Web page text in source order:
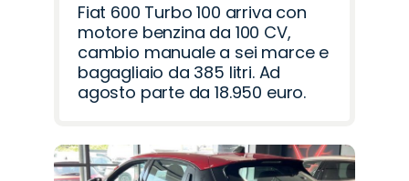
Fiat 600 Turbo 100 arriva con
motore benzina da 100 CV,
cambio manuale a sei marce e
bagagliaio da 385 litri. Ad
agosto parte da 18.950 euro.